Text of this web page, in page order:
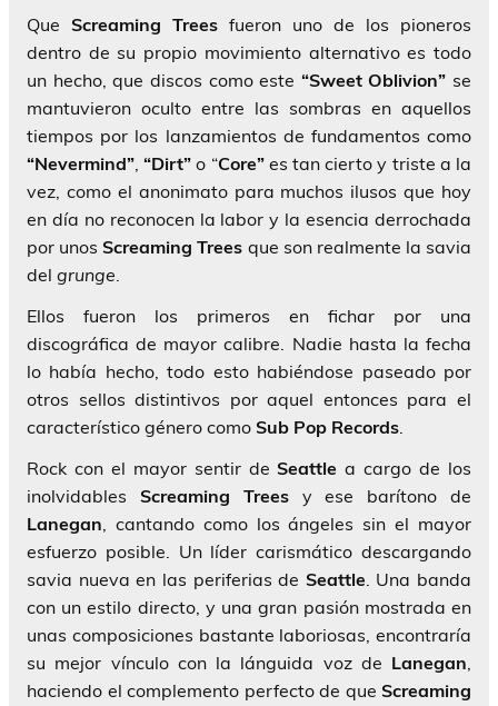
Que Screaming Trees fueron uno de los pioneros
dentro de su propio movimiento alternativo es todo
un hecho, que discos como este “Sweet Oblivion” se
mantuvieron oculto entre las sombras en aquellos
tiempos por los lanzamientos de fundamentos como
“Nevermind”,“Dirt” o “Core”es tan cierto y triste a la
vez, como el anonimato para muchos ilusos que hoy
en día no reconocen la labor y la esencia derrochada
por unosScreaming Trees que son realmente la savia
del grunge.
Ellos fueron los primeros en fichar por una
discográfica de mayor calibre. Nadie hasta la fecha
lo había hecho, todo esto habiéndose paseado por
otros sellos distintivos por aquel entonces para el
característico género como Sub Pop Records.
Rock con el mayor sentir deSeattle a cargo de los
inolvidables Screaming Treesy ese barítono de
Lanegan, cantando como los ángeles sin el mayor
esfuerzo posible. Un líder carismático descargando
savia nueva en las periferias de Seattle. Una banda
con un estilo directo, y una gran pasión mostrada en
unas composiciones bastante laboriosas, encontraría
su mejor vínculo con la lánguida voz de Lanegan,
haciendo el complemento perfecto de que Screaming